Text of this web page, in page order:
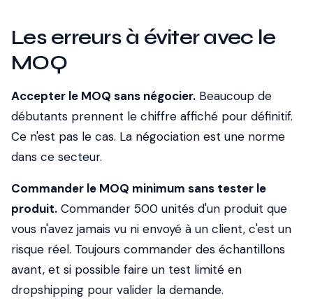
Les erreurs à éviter avec le
MOQ
Accepter le MOQ sans négocier. Beaucoup de
débutants prennent le chiffre affiché pour définitif.
Ce n'est pas le cas. La négociation est une norme
dans ce secteur.
Commander le MOQ minimum sans tester le
produit. Commander 500 unités d'un produit que
vous n'avez jamais vu ni envoyé à un client, c'est un
risque réel. Toujours commander des échantillons
avant, et si possible faire un test limité en
dropshipping pour valider la demande.